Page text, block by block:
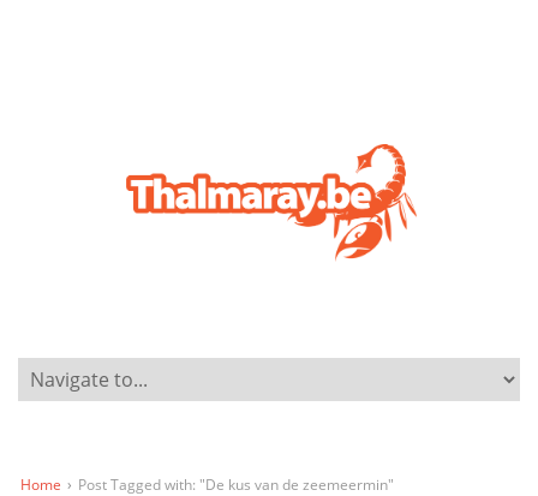
Home › Post Tagged with: "De kus van de zeemeermin"